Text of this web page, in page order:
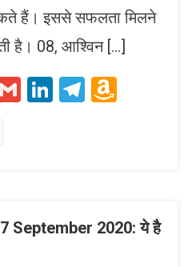
हैं। इससे सफलता मिलने
है। 08, आश्विन […]
GmailLinkedIn
Telegram
September 2020: ये है